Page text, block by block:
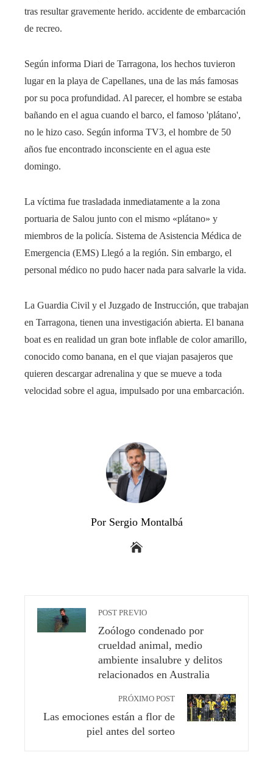
tras resultar gravemente herido. accidente de embarcación
de recreo.
Según informa Diari de Tarragona, los hechos tuvieron
lugar en la playa de Capellanes, una de las más famosas
por su poca profundidad. Al parecer, el hombre se estaba
bañando en el agua cuando el barco, el famoso 'plátano',
no le hizo caso. Según informa TV3, el hombre de 50
años fue encontrado inconsciente en el agua este
domingo.
La víctima fue trasladada inmediatamente a la zona
portuaria de Salou junto con el mismo «plátano» y
miembros de la policía. Sistema de Asistencia Médica de
Emergencia (EMS) Llegó a la región. Sin embargo, el
personal médico no pudo hacer nada para salvarle la vida.
La Guardia Civil y el Juzgado de Instrucción, que trabajan
en Tarragona, tienen una investigación abierta. El banana
boat es en realidad un gran bote inflable de color amarillo,
conocido como banana, en el que viajan pasajeros que
quieren descargar adrenalina y que se mueve a toda
velocidad sobre el agua, impulsado por una embarcación.
Por Sergio Montalbá
POST PREVIO
Zoólogo condenado por
crueldad animal, medio
ambiente insalubre y delitos
relacionados en Australia
PRÓXIMO POST
Las emociones están a flor de
piel antes del sorteo